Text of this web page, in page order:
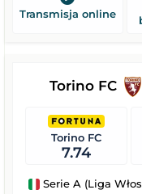
Transmisja online
Torino FC
Torino FC
7.74
Serie A (Liga